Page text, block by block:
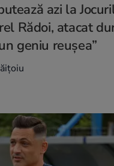
azi la
Rădoi, atacat
geniu reușea”